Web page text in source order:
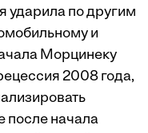
ударила по другим
и
Морцинеку
2008 года,
после начала